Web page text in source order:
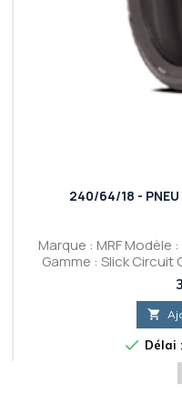
240/64/18 - PNEU
Marque : MRF Modèle
Gamme : Slick Circuit

 Délai